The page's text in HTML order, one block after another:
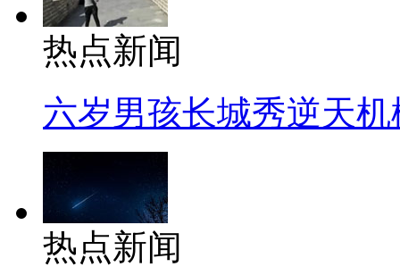
热点新闻
六岁男孩长城秀逆天机
热点新闻